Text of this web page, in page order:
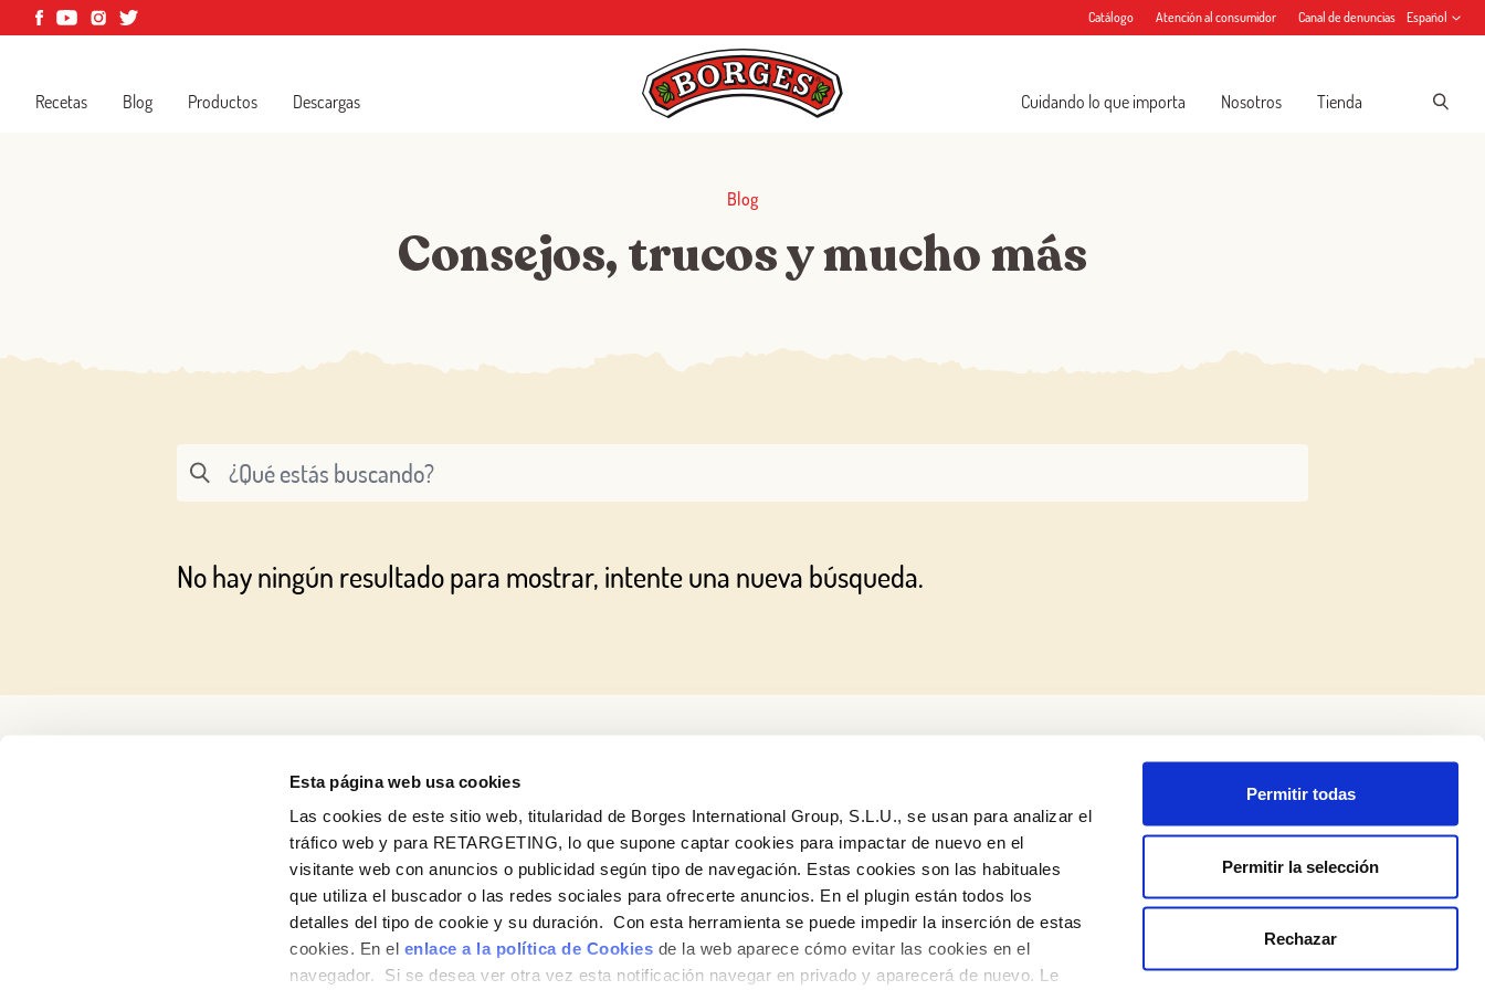
Esta página web usa cookies
Las cookies de este sitio web, titularidad de Borges International Group, S.L.U., se usan para analizar el
tráfico web y para RETARGETING, lo que supone captar cookies para impactar de nuevo en el
visitante web con anuncios o publicidad según tipo de navegación. Estas cookies son las habituales
que utiliza el buscador o las redes sociales para ofrecerte anuncios. En el plugin están todos los
detalles del tipo de cookie y su duración. Con esta herramienta se puede impedir la inserción de estas
cookies. En el enlace a la política de Cookies de la web aparece cómo evitar las cookies en el
navegador. Si se desea ver otra vez esta notificación navegar en privado y aparecerá de nuevo. Le
Permitir todas
Permitir la selección
Rechazar
Catálogo Atención al consumidor Canal de denuncias Español
Recetas Blog Productos Descargas Cuidando lo que importa Nosotros Tienda
Blog
Consejos, trucos y mucho más
No hay ningún resultado para mostrar, intente una nueva búsqueda.
¿Quieres conocer todas nuestras novedades?
Suscríbete a la newsletter de Borges
Newsletter
Política de privacidad
Aviso legal
Log in with Google